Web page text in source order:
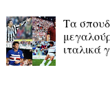
Τα
ιταλικά